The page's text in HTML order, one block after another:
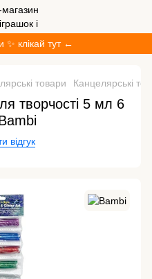
✨ клікай тут ←
товари Канцелярські
творчості 5 мл 6
відгук